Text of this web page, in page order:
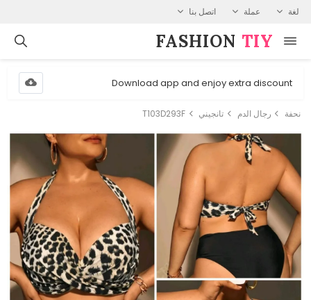
لغة عملة اتصل بنا
FASHION⁠ TIY
Download app and enjoy extra discount
نحفة رجال الدم تانجيني T103D293F